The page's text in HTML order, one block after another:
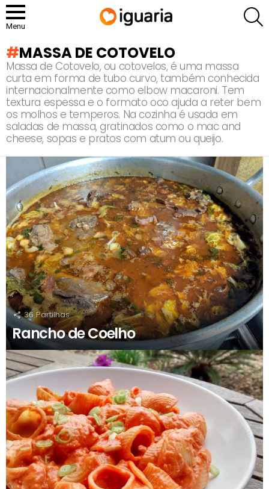
Menu
MASSA DE COTOVELO
Massa de Cotovelo, ou cotovelos, é uma massa
curta em forma de tubo curvo, também conhecida
internacionalmente como elbow macaroni. Tem
textura espessa e o formato oco ajuda a reter bem
os molhos e temperos. Na cozinha é usada em
saladas de massa, gratinados como o mac and
cheese, sopas e pratos com atum ou queijo.
RECOMENDADOS
36 Partilhas
Rancho de Coelho